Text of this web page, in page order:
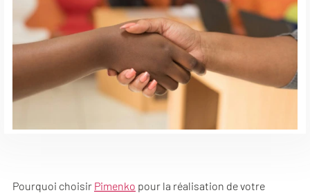
Pourquoi choisir Pimenko pour la réalisation de votre